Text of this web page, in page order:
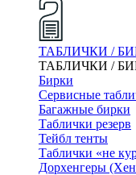
ТАБЛИЧКИ /
ТАБЛИЧКИ /
Бирки
Сервисные
Багажные бирки
Таблички резерв
Тейбл тенты
Таблички «не
Дорхенгеры